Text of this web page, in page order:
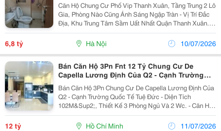
Căn Hộ Chung Cư Phố Vip Thanh Xuân, Tầng Trung 2 Lô
Gia, Phòng Nào Cũng Ánh Sáng Ngập Tràn - Vị Trí Đắc
Địa, Khu Trung Tâm Sầm Uất Nhất Quận Thanh Xuân. -
Toà Pvv-Vinapharm Xây Dựng 23 Tầng Nổi Và 1 Tầng
Hầm. Căn Hộ Bán Thuộc Tầng Trung Mỗi...
6,8 tỷ Hà Nội 10/07/2026
Bán Căn Hộ 3Pn Fnt 12 Tỷ Chung Cư De
Capella Lương Định Của Q2 - Cạnh Trường
Quốc Tế Tuệ Đức
Bán Căn Hộ 3Pn Chung Cư De Capella Lương Định Của
Q2 - Cạnh Trường Quốc Tế Tuệ Đức - Diện Tích
102M&Sup2;, Thiết Kế 3 Phòng Ngủ Và 2 Wc. - Căn Hộ
Bàn Giao Đầy Đủ Nội Thất - Giá: 12 Tỷ (Đã Có Sổ Hồng)
- Tiện Ích Cư Dân: Hồ Bơi, Gyms, Khuôn...
12 tỷ Hồ Chí Minh 11/07/2026